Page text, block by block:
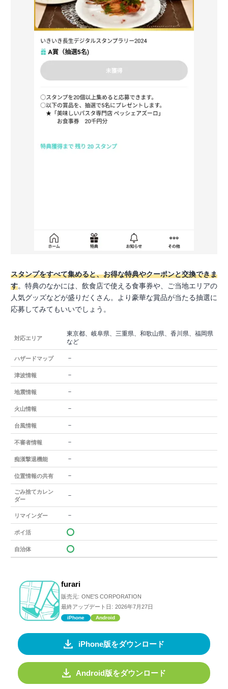
スタンプをすべて集めると、お得な特典やクーポンと交換できま
す。特典のなかには、飲食店で使える食事券や、ご当地エリアの
人気グッズなどが盛りだくさん。より豪華な賞品が当たる抽選に
応募してみてもいいでしょう。
対応エリア
東京都、岐阜県、三重県、和歌山県、香川県、福岡県
など
ハザードマップ －
津波情報 －
地震情報 －
火山情報 －
台風情報 －
不審者情報 －
痴漢撃退機能 －
位置情報の共有 －
ごみ捨てカレン
ダー
－
リマインダー －
ポイ活
自治体
furari
販売元: ONE'S CORPORATION
最終アップデート日: 2026年7月27日
iPhone Android
iPhone版をダウンロード
Android版をダウンロード